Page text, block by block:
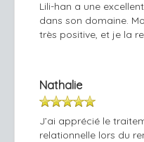
Lili-han a une
dans son domaine.
très positive, et je la
Nathalie
J’ai apprécié le
relationnelle lors du